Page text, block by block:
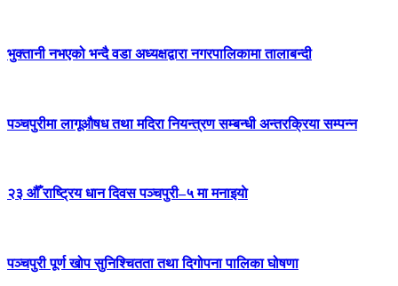
भुक्तानी नभएको भन्दै वडा अध्यक्षद्वारा नगरपालिकामा तालाबन्दी
पञ्चपुरीमा लागूऔषध तथा मदिरा नियन्त्रण सम्बन्धी अन्तरक्रिया सम्पन्न
२३ औँ राष्ट्रिय धान दिवस पञ्चपुरी–५ मा मनाइयाे
पञ्चपुरी पूर्ण खोप सुनिश्चितता तथा दिगोपना पालिका घोषणा